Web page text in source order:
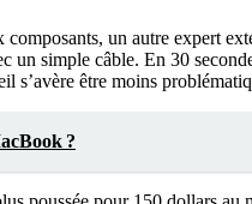
un autre expert
un simple câble. En 30
s’avère être moins
?